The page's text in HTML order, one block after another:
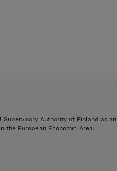
Supervisory Authority of Finland as an
the European Economic Area.